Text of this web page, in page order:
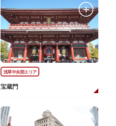
浅草中央部エリア
宝蔵門